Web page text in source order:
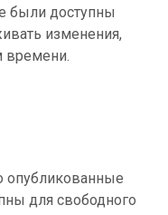
были доступны
изменения,
времени.
опубликованные
для свободного